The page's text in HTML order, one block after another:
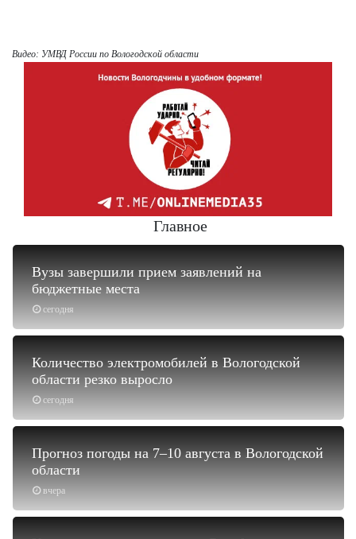
Видео: УМВД России по Вологодской области
Главное
сегодня
Вузы завершили прием заявлений на
бюджетные места
сегодня
Количество электромобилей в Вологодской
области резко выросло
вчера
Прогноз погоды на 7–10 августа в Вологодской
области